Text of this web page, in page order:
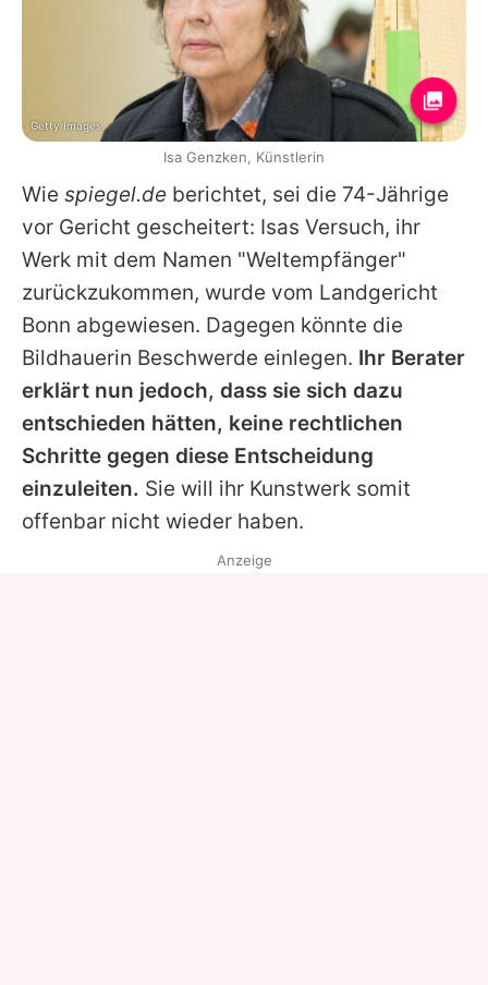
Wie spiegel.de berichtet, sei die 74-Jährige
vor Gericht gescheitert: Isas Versuch, ihr
Werk mit dem Namen "Weltempfänger"
zurückzukommen, wurde vom Landgericht
Bonn abgewiesen. Dagegen könnte die
Bildhauerin Beschwerde einlegen. Ihr Berater
erklärt nun jedoch, dass sie sich dazu
entschieden hätten, keine rechtlichen
Schritte gegen diese Entscheidung
einzuleiten. Sie will ihr Kunstwerk somit
offenbar nicht wieder haben.
Getty Images
Isa Genzken, Künstlerin
Anzeige